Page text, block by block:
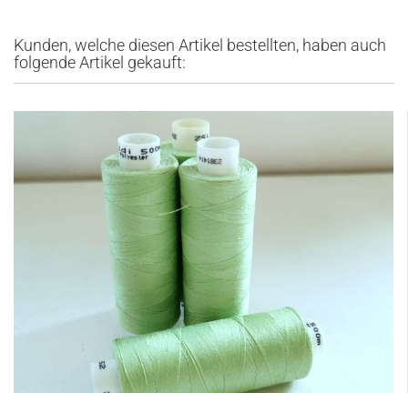
Kunden, welche diesen Artikel bestellten, haben auch
folgende Artikel gekauft: